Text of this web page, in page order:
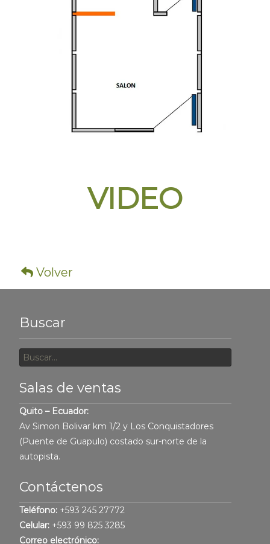
VIDEO
Volver
Buscar
por:
Salas de ventas
Quito – Ecuador:
Av Simon Bolivar km 1/2 y Los Conquistadores
(Puente de Guapulo) costado sur-norte de la
autopista.
Contáctenos
Teléfono: +593 245 27772
Celular: +593 99 825 3285
Correo electrónico: